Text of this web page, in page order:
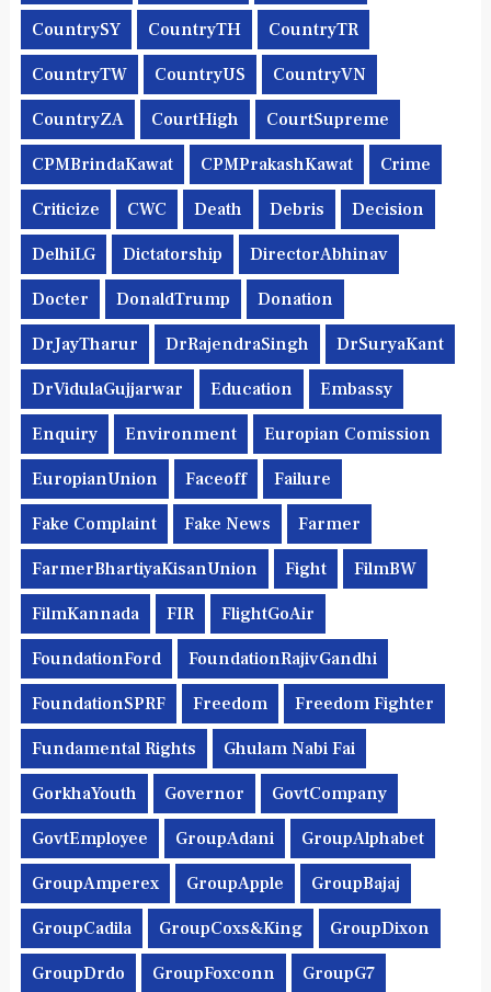
CountrySY CountryTH CountryTR
CountryTW CountryUS CountryVN
CountryZA CourtHigh CourtSupreme
CPMBrindaKawat CPMPrakashKawat Crime
Criticize CWC Death Debris Decision
DelhiLG Dictatorship DirectorAbhinav
Docter DonaldTrump Donation
DrJayTharur DrRajendraSingh DrSuryaKant
DrVidulaGujjarwar Education Embassy
Enquiry Environment Europian Comission
EuropianUnion Faceoff Failure
Fake Complaint Fake News Farmer
FarmerBhartiyaKisanUnion Fight FilmBW
FilmKannada FIR FlightGoAir
FoundationFord FoundationRajivGandhi
FoundationSPRF Freedom Freedom Fighter
Fundamental Rights Ghulam Nabi Fai
GorkhaYouth Governor GovtCompany
GovtEmployee GroupAdani GroupAlphabet
GroupAmperex GroupApple GroupBajaj
GroupCadila GroupCoxs&King GroupDixon
GroupDrdo GroupFoxconn GroupG7